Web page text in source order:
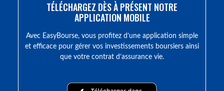
TÉLÉCHARGEZ DÈS À PRÉSENT NOTRE
APPLICATION MOBILE
Avec EasyBourse, vous profitez d’une application simple
et efficace pour gérer vos investissements boursiers ainsi
que votre contrat d’assurance vie.